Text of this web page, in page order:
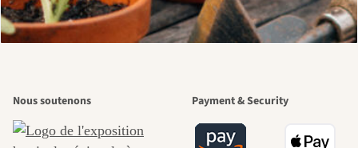
Nous soutenons Payment & Security